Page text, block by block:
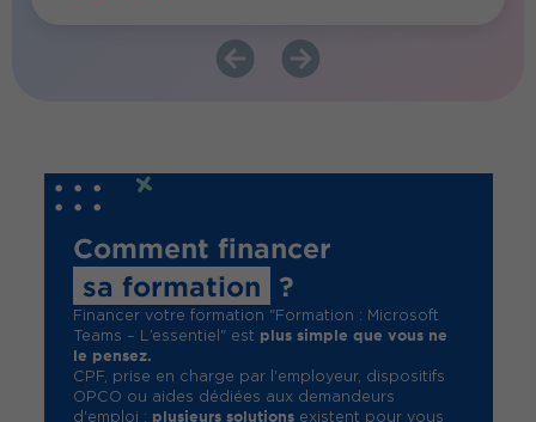
Comment financer
sa formation
?
Financer votre formation "Formation : Microsoft
Teams – L’essentiel" est plus simple que vous ne
le pensez.
CPF, prise en charge par l'employeur, dispositifs
OPCO ou aides dédiées aux demandeurs
d'emploi : plusieurs solutionsexistent pour vous